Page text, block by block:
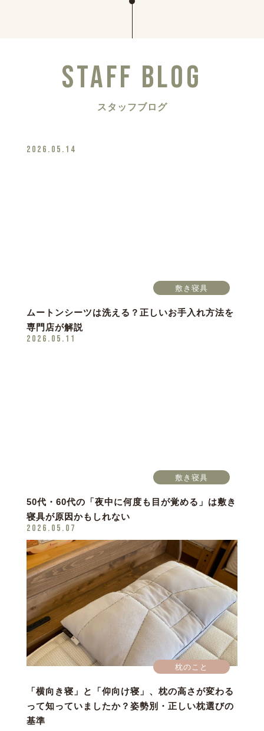
STAFF BLOG
スタッフブログ
2026.05.14
敷き寝具
ムートンシーツは洗える？正しいお手入れ方法を
専門店が解説
2026.05.11
敷き寝具
50代・60代の「夜中に何度も目が覚める」は敷き
寝具が原因かもしれない
2026.05.07
枕のこと
「横向き寝」と「仰向け寝」、枕の高さが変わる
って知っていましたか？姿勢別・正しい枕選びの
基準